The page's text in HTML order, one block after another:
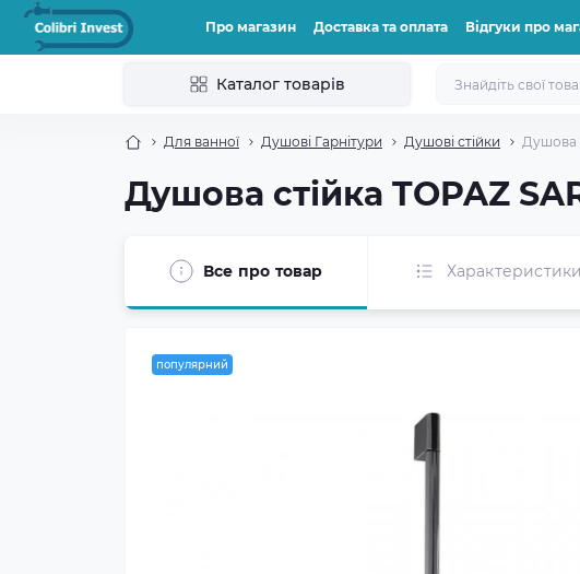
Про магазин Доставка та оплата Відгуки про
Каталог товарів
Для ванної Душові Гарнітури Душові стійки Душова
Душова стійка TOPAZ
Все про товар Характеристики
популярний